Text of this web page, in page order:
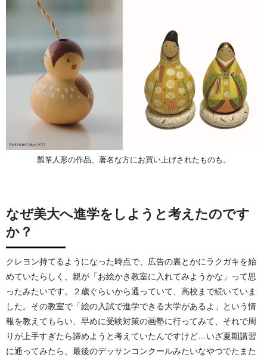
瓢箪人形の作品、著名な方にお買い上げされたものも。
なぜ美大へ進学をしようと考えたのです
か？
クレヨン持てるようになった時点で、広告の裏とかにラクガキを始
めていたらしく、親が「お絵かき教室に入れてみようかな」って思
ったみたいです。２歳ぐらいから通っていて、高校まで続いていま
した。その教室で「絵の入試で進学できる大学があるよ」という情
報を教えてもらい、早めに受験対策の画塾に行ってみて、それで周
りが上手すぎたら諦めようと考えていたんですけど…いざ夏期講習
に通ってみたら、最後のデッサンコンクールみたいなやつでたまた